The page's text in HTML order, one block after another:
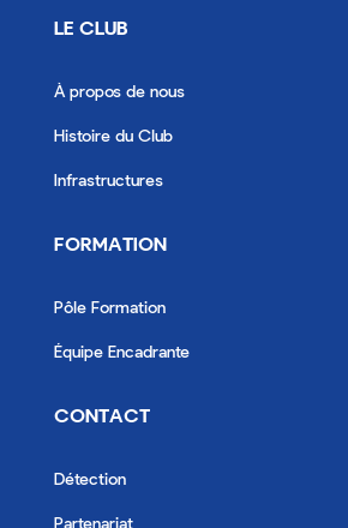
LE CLUB
À propos de nous
Histoire du Club
Infrastructures
FORMATION
Pôle Formation
Équipe Encadrante
CONTACT
Détection
Partenariat